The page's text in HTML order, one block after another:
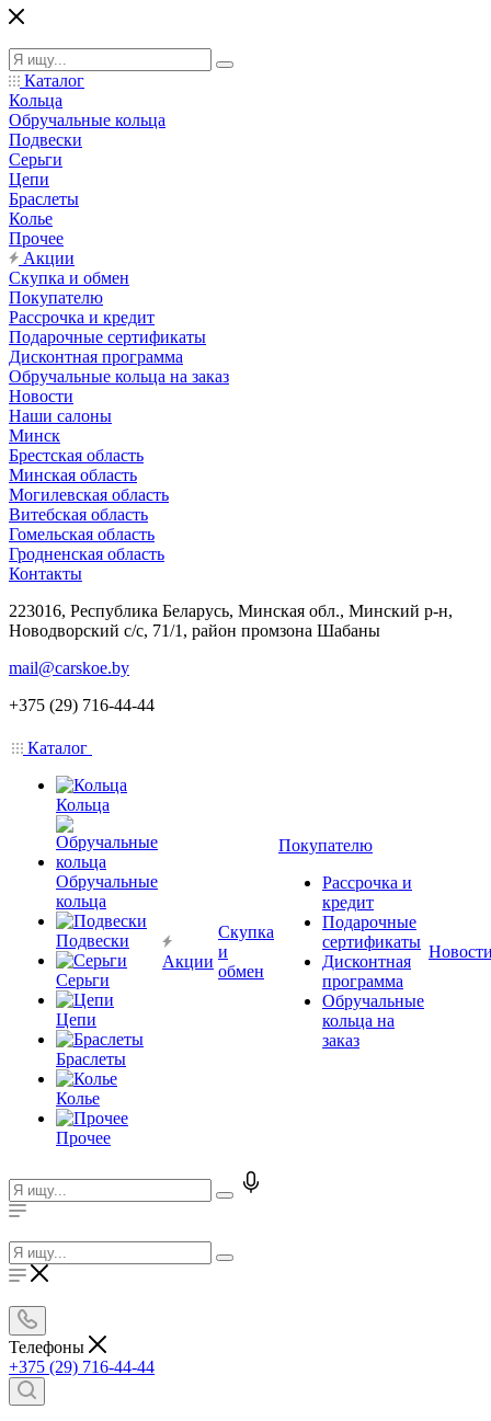
Каталог
Кольца
Обручальные кольца
Подвески
Серьги
Цепи
Браслеты
Колье
Прочее
Акции
Скупка и обмен
Покупателю
Рассрочка и кредит
Подарочные сертификаты
Дисконтная программа
Обручальные кольца на заказ
Новости
Наши салоны
Минск
Брестская область
Минская область
Могилевская область
Витебская область
Гомельская область
Гродненская область
Контакты
223016, Республика Беларусь, Минская обл., Минский р-н,
Новодворский с/с, 71/1, район промзона Шабаны
mail@carskoe.by
+375 (29) 716-44-44
Каталог
Кольца
Обручальные
кольца
Подвески
Серьги
Цепи
Браслеты
Колье
Прочее
Акции
Скупка
и
обмен
Покупателю
Рассрочка и
кредит
Подарочные
сертификаты
Дисконтная
программа
Обручальные
кольца на
заказ
Телефоны
+375 (29) 716-44-44